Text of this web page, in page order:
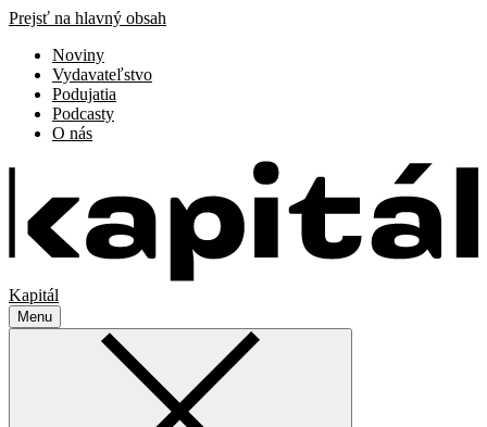
Prejsť na hlavný obsah
Noviny
Vydavateľstvo
Podujatia
Podcasty
O nás
Kapitál
Menu